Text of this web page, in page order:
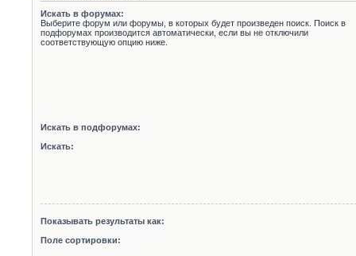
Искать в форумах:
Выберите форум или форумы, в которых будет произведен поиск. Поиск в
подфорумах производится автоматически, если вы не отключили
соответствующую опцию ниже.
Искать в подфорумах:
Искать:
Показывать результаты как:
Поле сортировки: